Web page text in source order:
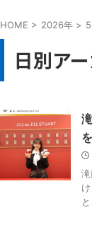
HOME > 2026年 >
日別ア